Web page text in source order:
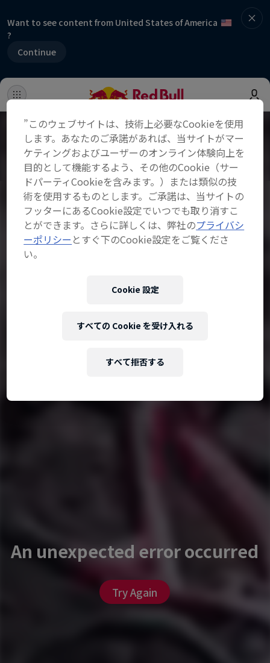
Want to see content from United States of America
?
Continue
An unexpected error occurred
Try Again
”このウェブサイトは、技術上必要なCookieを使用
します。あなたのご承諾があれば、当サイトがマー
ケティングおよびユーザーのオンライン体験向上を
目的として機能するよう、その他のCookie（サー
ドパーティCookieを含みます。）または類似の技
術を使用するものとします。ご承諾は、当サイトの
フッターにあるCookie設定でいつでも取り消すこ
とができます。さらに詳しくは、弊社のプライバシ
ーポリシー とすぐ下のCookie設定をご覧くださ
い。
Cookie 設定
すべて拒否する
すべての Cookie を受け入れる